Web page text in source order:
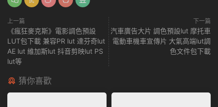
上一篇
《瘋狂麥克斯》電影調色預設
LUT包下載 兼容PR lut 達芬奇lut
AE lut 維加斯lut 抖音剪映lut PS
lut等
下一篇
汽車廣告大片 調色預設lut 摩托車
電動車機車宣傳片 大氣高端lut調
色文件包下載
猜你喜歡